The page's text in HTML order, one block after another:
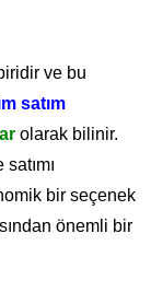
ve bu
satım
olarak bilinir.
bir seçenek
önemli bir